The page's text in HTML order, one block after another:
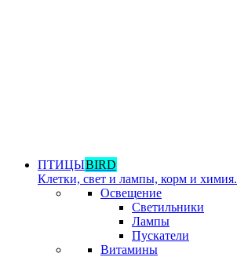
ПТИЦЫBIRD
Клетки, свет и лампы, корм и химия.
Освещение
Светильники
Лампы
Пускатели
Витамины